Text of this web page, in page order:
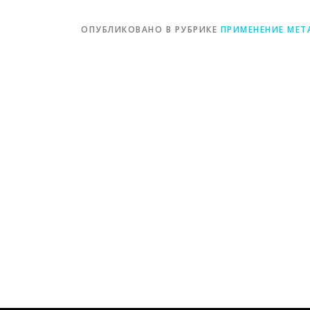
ОПУБЛИКОВАНО В РУБРИКЕ ПРИМЕНЕНИЕ